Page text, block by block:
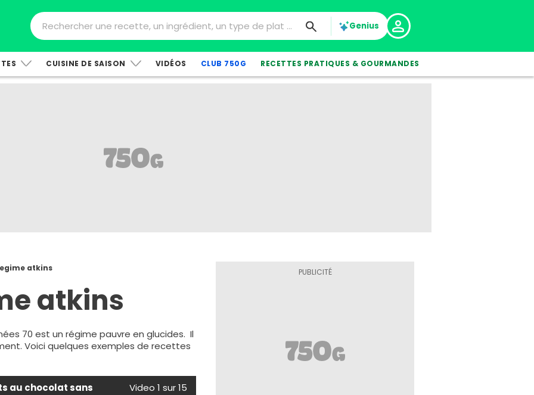
Genius
CUISINE DE SAISON VIDÉOS CLUB 750G RECETTES PRATIQUES & GOURMANDES
atkins
atkins
70 est un régime pauvre en glucides. Il
Voici quelques exemples de recettes
au chocolat sans
Video 1 sur 15